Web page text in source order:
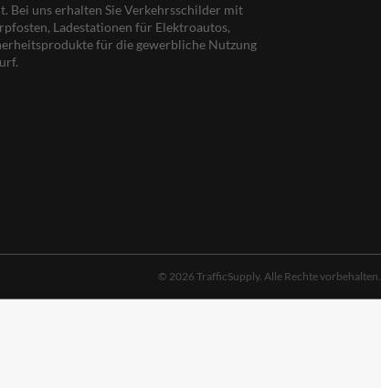
Bei uns erhalten Sie Verkehrsschilder mit
Ladestationen für Elektroautos,
für die gewerbliche Nutzung
© 2026 TrafficSupply. Alle Rechte vorbehalten.